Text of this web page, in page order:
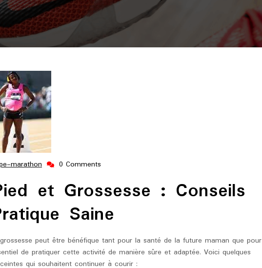
marathon ing-
marathon
0 Comments
et Grossesse : Conseils
Saine
peut être bénéfique tant pour la santé de la future maman que pour
de pratiquer cette activité de manière sûre et adaptée. Voici quelques
qui souhaitent continuer à courir :